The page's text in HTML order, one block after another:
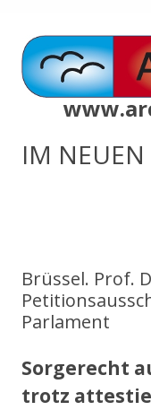
IM
Brüssel. Prof.
Parlament
Sorgerecht
trotz